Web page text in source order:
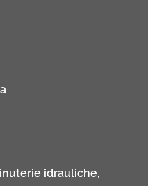
idrauliche,